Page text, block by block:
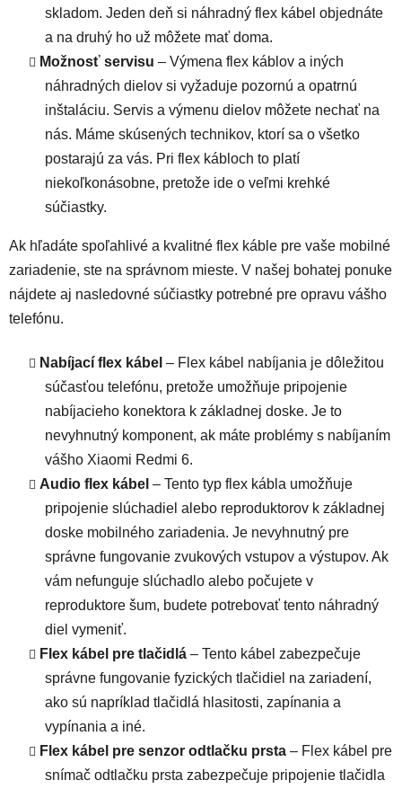
skladom. Jeden deň si náhradný flex kábel objednáte
a na druhý ho už môžete mať doma.
Možnosť servisu – Výmena flex káblov a iných
náhradných dielov si vyžaduje pozornú a opatrnú
inštaláciu. Servis a výmenu dielov môžete nechať na
nás. Máme skúsených technikov, ktorí sa o všetko
postarajú za vás. Pri flex kábloch to platí
niekoľkonásobne, pretože ide o veľmi krehké
súčiastky.
Ak hľadáte spoľahlivé a kvalitné flex káble pre vaše mobilné
zariadenie, ste na správnom mieste. V našej bohatej ponuke
nájdete aj nasledovné súčiastky potrebné pre opravu vášho
telefónu.
Nabíjací flex kábel – Flex kábel nabíjania je dôležitou
súčasťou telefónu, pretože umožňuje pripojenie
nabíjacieho konektora k základnej doske. Je to
nevyhnutný komponent, ak máte problémy s nabíjaním
vášho Xiaomi Redmi 6.
Audio flex kábel – Tento typ flex kábla umožňuje
pripojenie slúchadiel alebo reproduktorov k základnej
doske mobilného zariadenia. Je nevyhnutný pre
správne fungovanie zvukových vstupov a výstupov. Ak
vám nefunguje slúchadlo alebo počujete v
reproduktore šum, budete potrebovať tento náhradný
diel vymeniť.
Flex kábel pre tlačidlá – Tento kábel zabezpečuje
správne fungovanie fyzických tlačidiel na zariadení,
ako sú napríklad tlačidlá hlasitosti, zapínania a
vypínania a iné.
Flex kábel pre senzor odtlačku prsta – Flex kábel pre
snímač odtlačku prsta zabezpečuje pripojenie tlačidla